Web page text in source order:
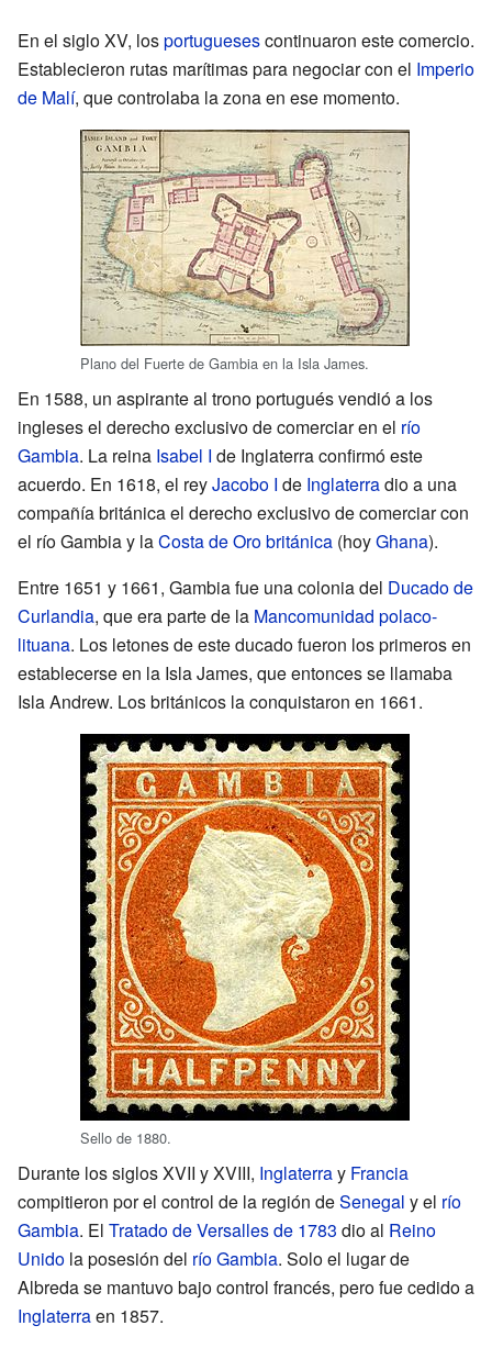
En el siglo XV, losportuguesescontinuaron este comercio.
Establecieron rutas marítimas para negociar con el Imperio
de Malí, que controlaba la zona en ese momento.
Plano del Fuerte de Gambia en la Isla James.
En 1588, un aspirante al trono portugués vendió a los
ingleses el derecho exclusivo de comerciar en el río
Gambia. La reina Isabel I de Inglaterra confirmó este
acuerdo. En 1618, el reyJacobo I de Inglaterradio a una
compañía británica el derecho exclusivo de comerciar con
el río Gambia y laCosta de Oro británica (hoyGhana).
Entre 1651 y 1661, Gambia fue una colonia del Ducado de
Curlandia, que era parte de la Mancomunidad polaco-
lituana. Los letones de este ducado fueron los primeros en
establecerse en la Isla James, que entonces se llamaba
Isla Andrew. Los británicos la conquistaron en 1661.
Sello de 1880.
Durante los siglos XVII y XVIII, Inglaterray Francia
compitieron por el control de la región deSenegal y el río
Gambia. El Tratado de Versalles de 1783 dio al Reino
Unido la posesión del río Gambia. Solo el lugar de
Albreda se mantuvo bajo control francés, pero fue cedido a
Inglaterraen 1857.